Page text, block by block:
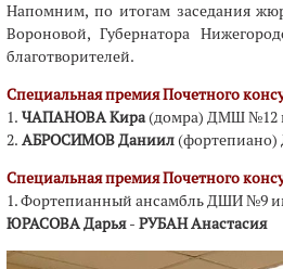
Напомним, по итогам заседания
Вороновой, Губернатора
благотворителей.
Специальная премия Почетного
1. ЧАПАНОВА Кира(домра) ДМШ №12
2. АБРОСИМОВ Даниил(фортепиано)
Специальная премия Почетного
1. Фортепианный ансамбль ДШИ №9
ЮРАСОВА Дарья- РУБАН Анастасия